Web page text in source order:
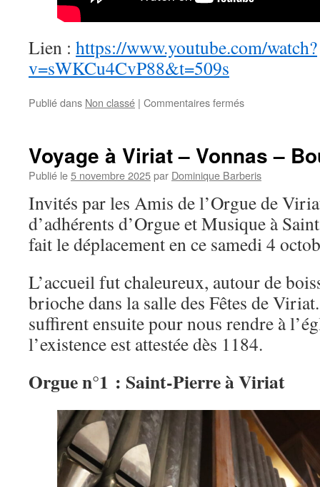
Lien : https://www.youtube.com/watch?
v=sWKCu4CvP88&t=509s
Publié dans Non classé | Commentaires ferméssur
à
l’Église
Laurent
Voyage à Viriat – Vonnas –
Publié le5 novembre 2025par Dominique Barberis
Invités par les Amis de l’Orgue de
d’adhérents d’Orgue et Musique à
fait le déplacement en ce samedi 4
L’accueil fut chaleureux, autour de
brioche dans la salle des Fêtes de
suffirent ensuite pour nous rendre à
l’existence est attestée dès 1184.
Orgue n°1 : Saint-Pierre à Viriat